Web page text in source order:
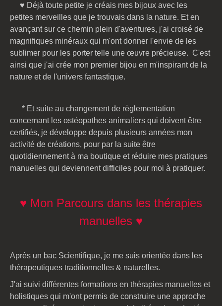
♥ Déjà toute petite je créais mes bijoux avec les
petites merveilles que je trouvais dans la nature. Et en
avançant sur ce chemin plein d'aventures, j'ai croisé de
magnifiques minéraux qui m'ont donner l'envie de les
sublimer pour les porter telle une œuvre précieuse. C'est
ainsi que j'ai crée mon premier bijou en m'inspirant de la
nature et de l'univers fantastique.
* Et suite au changement de règlementation
concernant les ostéopathes animaliers qui doivent être
certifiés, je développe depuis plusieurs années mon
activité de créations, pour par la suite être
quotidiennement à ma boutique et réduire mes pratiques
manuelles qui deviennent difficiles pour moi à pratiquer.
♥ Mon Parcours dans les thérapies
manuelles ♥
Après un bac Scientifique, je me suis orientée dans les
thérapeutiques traditionnelles & naturelles.
J'ai suivi différentes formations en thérapies manuelles et
holistiques qui m'ont permis de construire une approche